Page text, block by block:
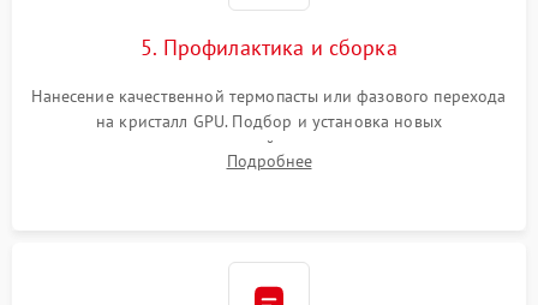
5. Профилактика и сборка
Нанесение качественной термопасты или фазового перехода
на кристалл GPU. Подбор и установка новых
термопрокладок правильной толщины на память и цепи
питания. Монтаж радиатора и бэкплейта, подключение и
Подробнее